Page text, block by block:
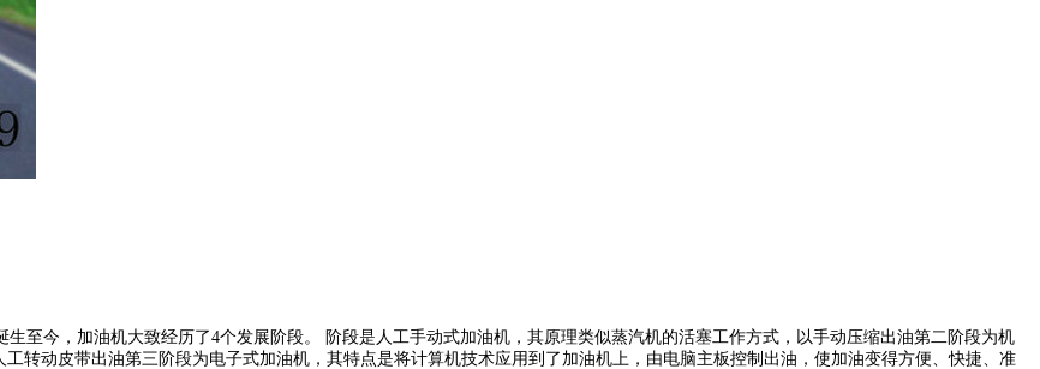
至今，加油机大致经历了4个发展阶段。 阶段是人工手动式加油机，其原理类似蒸汽机的活塞工作方式，以手动压缩出油第二阶段为机
转动皮带出油第三阶段为电子式加油机，其特点是将计算机技术应用到了加油机上，由电脑主板控制出油，使加油变得方便、快捷、准